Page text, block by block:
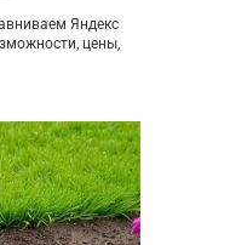
Яндекс
цены,